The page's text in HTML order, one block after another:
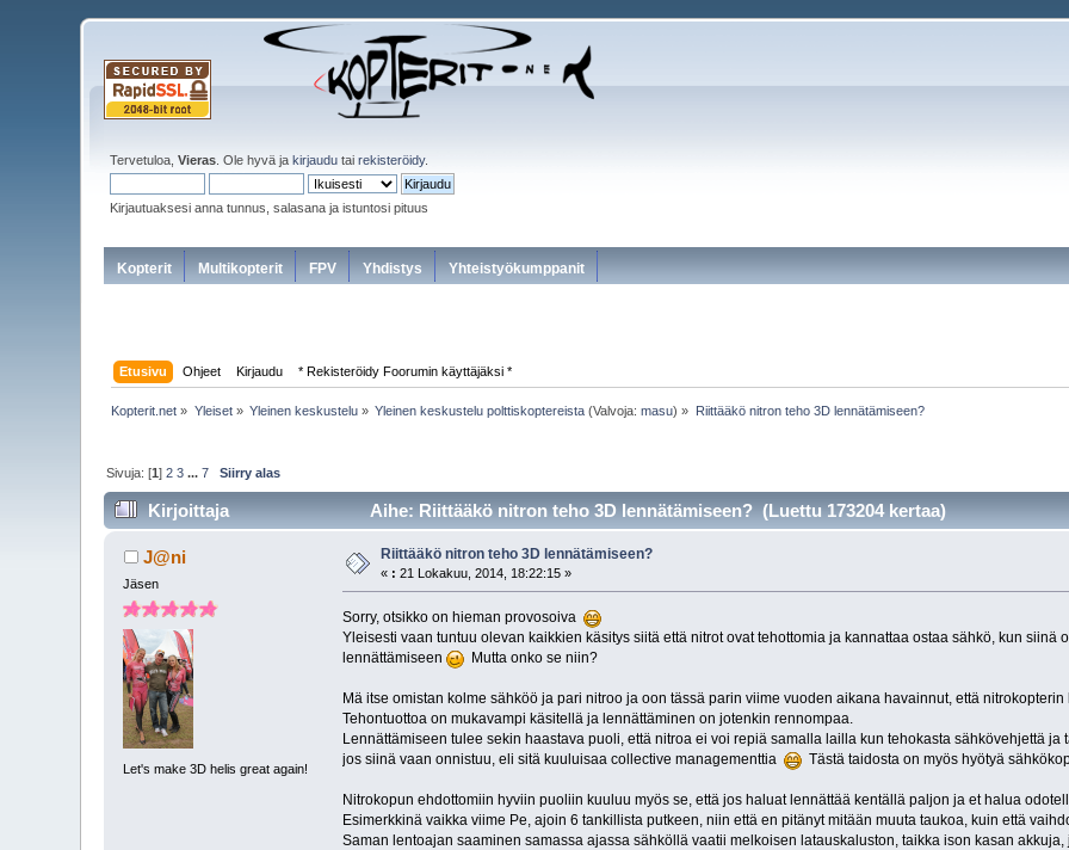
Tervetuloa,Vieras . Ole hyvä jakirjaudu tairekisteröidy.
Kirjautuaksesi anna tunnus, salasana ja istuntosi pituus
Kopterit Multikopterit FPV Yhdistys Yhteistyökumppanit
Etusivu Ohjeet Kirjaudu * Rekisteröidy Foorumin käyttäjäksi *
Kopterit.net » Yleiset» Yleinen keskustelu » Yleinen keskustelu polttiskoptereista (Valvoja:masu) » Riittääkö nitron teho 3D lennätämiseen?
Sivuja: [1]2 3 ...7 Siirry alas
Kirjoittaja Aihe: Riittääkö nitron teho 3D lennätämiseen? (Luettu 173204 kertaa)
J@ni
Jäsen
Let's make 3D helis great again!
Riittääkö nitron teho 3D lennätämiseen?
« : 21 Lokakuu, 2014, 18:22:15 »
Sorry, otsikko on hieman provosoiva
Yleisesti vaan tuntuu olevan kaikkien käsitys siitä että nitrot ovat tehottomia ja kannattaa ostaa sähkö, kun siinä
lennättämiseen
Mutta onko se niin?
Mä itse omistan kolme sähköö ja pari nitroo ja oon tässä parin viime vuoden aikana havainnut, että
Tehontuottoa on mukavampi käsitellä ja lennättäminen on jotenkin rennompaa.
Lennättämiseen tulee sekin haastava puoli, että nitroa ei voi repiä samalla lailla kun tehokasta sähkövehjettä
jos siinä vaan onnistuu, eli sitä kuuluisaa collective managementtia
Tästä taidosta on myös hyötyä
Nitrokopun ehdottomiin hyviin puoliin kuuluu myös se, että jos haluat lennättää kentällä paljon ja et halua
Esimerkkinä vaikka viime Pe, ajoin 6 tankillista putkeen, niin että en pitänyt mitään muuta taukoa, kuin että
Saman lentoajan saaminen samassa ajassa sähköllä vaatii melkoisen latauskaluston, taikka ison kasan